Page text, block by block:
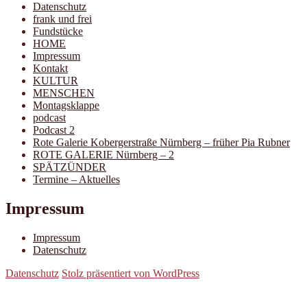
Datenschutz
frank und frei
Fundstücke
HOME
Impressum
Kontakt
KULTUR
MENSCHEN
Montagsklappe
podcast
Podcast 2
Rote Galerie Kobergerstraße Nürnberg – früher Pia Rubner
ROTE GALERIE Nürnberg – 2
SPÄTZÜNDER
Termine – Aktuelles
Impressum
Impressum
Datenschutz
Datenschutz Stolz präsentiert von WordPress